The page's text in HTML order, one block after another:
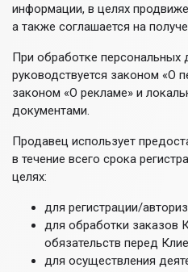
информации, в целях
а также соглашается на
При обработке персональных
руководствуется законом «О
законом «О рекламе» и
документами.
Продавец использует
в течение всего срока
целях:
для регистрации/
для обработки заказов
обязательств перед
для осуществления